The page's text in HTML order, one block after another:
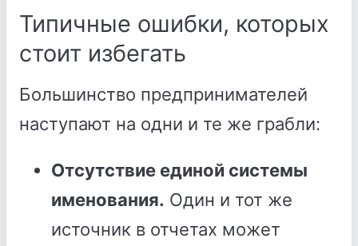
Типичные ошибки, которых
стоит избегать
Большинство предпринимателей
наступают на одни и те же грабли:
Отсутствие единой системы
именования. Один и тот же
источник в отчетах может